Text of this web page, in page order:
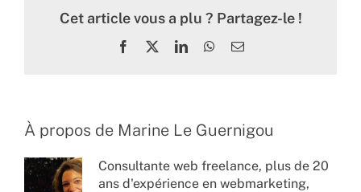
Cet article vous a plu ? Partagez-le !
Facebook LinkedInWhatsApp
Email
À propos de Marine Le Guernigou
Consultante web freelance, plus de 20
ans d'expérience en webmarketing,